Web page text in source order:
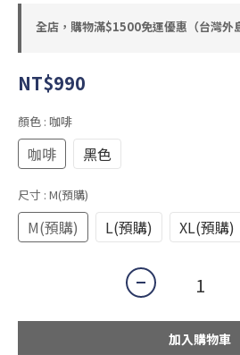
全店，購物滿$1500免運優惠（台灣外
NT$990
顏色 : 咖啡
咖啡 黑色
尺寸 : M(預購)
M(預購) L(預購) XL(預購)
加入購物車